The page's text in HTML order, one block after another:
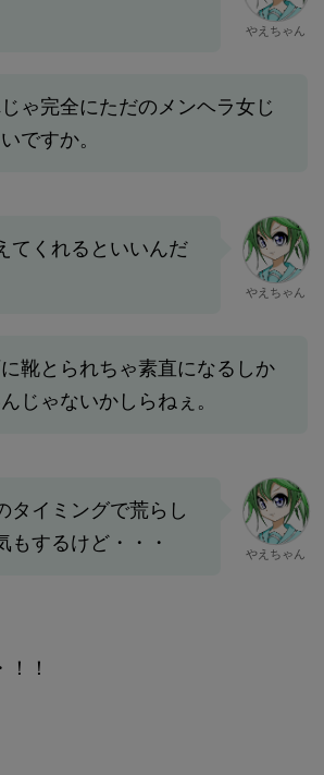
やえちゃん
ゃ完全にただのメンヘラ女じ
ですか。
てくれるといいんだ
やえちゃん
靴とられちゃ素直になるしか
じゃないかしらねぇ。
タイミングで荒らし
もするけど・・・
やえちゃん
！